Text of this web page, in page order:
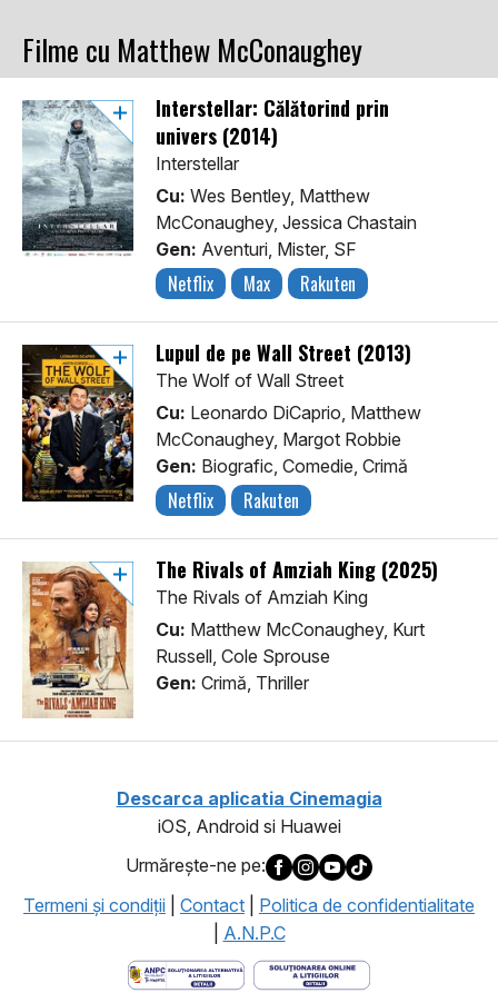
Filme cu Matthew McConaughey
Interstellar: Călătorind prin
univers (2014)
Interstellar
Cu: Wes Bentley, Matthew
McConaughey, Jessica Chastain
Gen: Aventuri, Mister, SF
Netflix Max Rakuten
Lupul de pe Wall Street (2013)
The Wolf of Wall Street
Cu: Leonardo DiCaprio, Matthew
McConaughey, Margot Robbie
Gen: Biografic, Comedie, Crimă
Netflix Rakuten
The Rivals of Amziah King (2025)
The Rivals of Amziah King
Cu: Matthew McConaughey, Kurt
Russell, Cole Sprouse
Gen: Crimă, Thriller
Descarca aplicatia Cinemagia
iOS, Android si Huawei
Urmăreşte-ne pe:
Termeni şi condiţii
Contact
Politica de confidentialitate
A.N.P.C